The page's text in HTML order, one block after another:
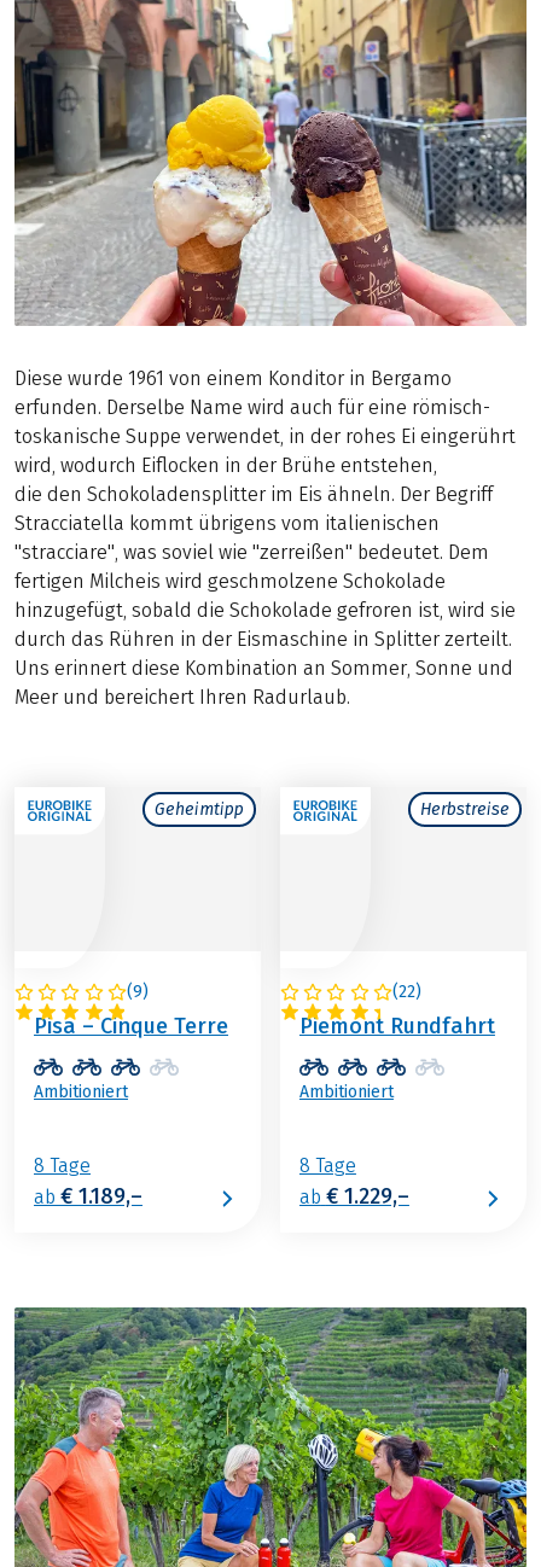
Diese wurde 1961 von einem Konditor in Bergamo
erfunden. Derselbe Name wird auch für eine römisch-
toskanische Suppe verwendet, in der rohes Ei eingerührt
wird, wodurch Eiflocken in der Brühe entstehen,
die den Schokoladensplitter im Eis ähneln. Der Begriff
Stracciatella kommt übrigens vom italienischen
"stracciare", was soviel wie "zerreißen" bedeutet. Dem
fertigen Milcheis wird geschmolzene Schokolade
hinzugefügt, sobald die Schokolade gefroren ist, wird sie
durch das Rühren in der Eismaschine in Splitter zerteilt.
Uns erinnert diese Kombination an Sommer, Sonne und
Meer und bereichert Ihren Radurlaub.
Geheimtipp
(9)
ITALIEN
Pisa – Cinque Terre
Ambitioniert
8 Tage
ab € 1.189,–
Herbstreise
(22)
ITALIEN
Piemont Rundfahrt
Ambitioniert
8 Tage
ab € 1.229,–